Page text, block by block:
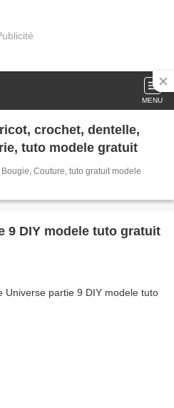
MENU
crochet, dentelle,
tuto modele gratuit
Couture, tuto gratuit modele
9 DIY modele tuto gratuit